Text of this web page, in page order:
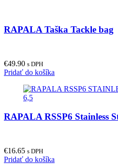
RAPALA Taška Tackle bag
€49.90 s DPH
Pridať do košíka
RAPALA RSSP6 Stainless
€16.65 s DPH
Pridať do košíka